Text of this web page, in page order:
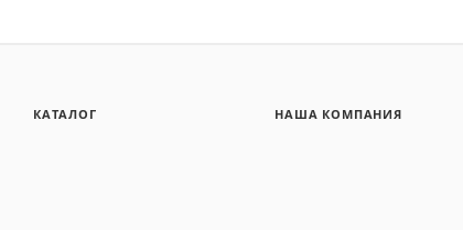
КАТАЛОГ НАША КОМПАНИЯ